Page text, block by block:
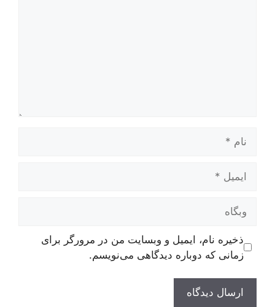
وبگاه
ذخیره نام، ایمیل و وبسایت من در مرورگر برای
زمانی که دوباره دیدگاهی می‌نویسم.